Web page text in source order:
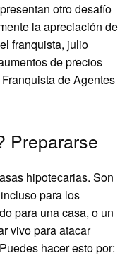
otro desafío
la apreciación de
franquista, julio
de precios
de Agentes
Prepararse
hipotecarias. Son
para los
para una casa, o un
vivo para atacar
hacer esto por: